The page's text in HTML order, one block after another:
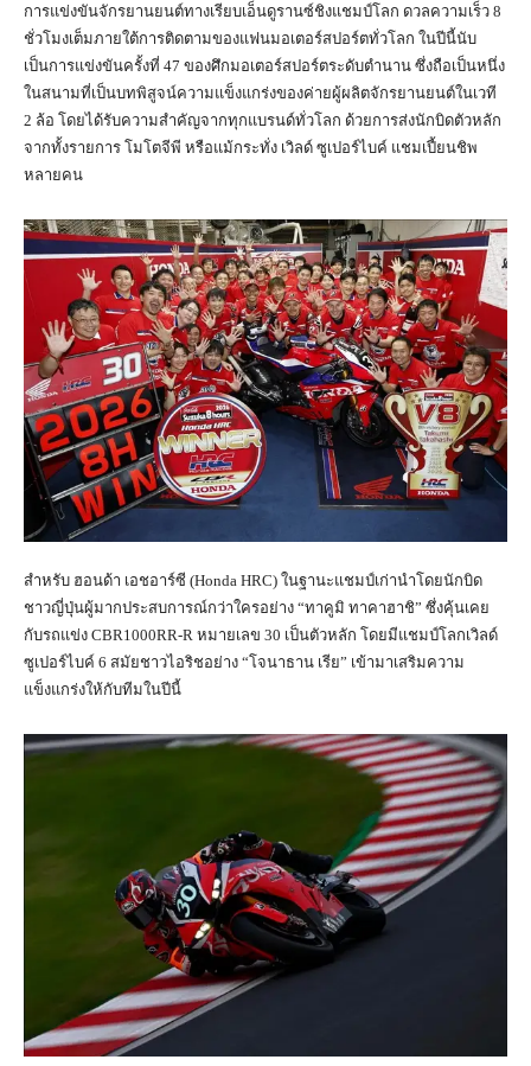
การแข่งขันจักรยานยนต์ทางเรียบเอ็นดูรานซ์ชิงแชมป์โลก ดวลความเร็ว 8
ชั่วโมงเต็มภายใต้การติดตามของแฟนมอเตอร์สปอร์ตทั่วโลก ในปีนี้นับ
เป็นการแข่งขันครั้งที่ 47 ของศึกมอเตอร์สปอร์ตระดับตำนาน ซึ่งถือเป็นหนึ่ง
ในสนามที่เป็นบทพิสูจน์ความแข็งแกร่งของค่ายผู้ผลิตจักรยานยนต์ในเวที
2 ล้อ โดยได้รับความสำคัญจากทุกแบรนด์ทั่วโลก ด้วยการส่งนักบิดตัวหลัก
จากทั้งรายการ โมโตจีพี หรือแม้กระทั่ง เวิลด์ ซูเปอร์ไบค์ แชมเปี้ยนชิพ
หลายคน
สำหรับ ฮอนด้า เอชอาร์ซี (Honda HRC) ในฐานะแชมป์เก่านำโดยนักบิด
ชาวญี่ปุ่นผู้มากประสบการณ์กว่าใครอย่าง “ทาคูมิ ทาคาฮาชิ” ซึ่งคุ้นเคย
กับรถแข่ง CBR1000RR-R หมายเลข 30 เป็นตัวหลัก โดยมีแชมป์โลกเวิลด์
ซูเปอร์ไบค์ 6 สมัยชาวไอริชอย่าง “โจนาธาน เรีย” เข้ามาเสริมความ
แข็งแกร่งให้กับทีมในปีนี้